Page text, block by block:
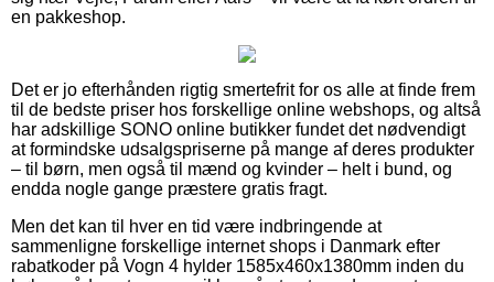
en pakkeshop.
Det er jo efterhånden rigtig smertefrit for os alle at finde frem
til de bedste priser hos forskellige online webshops, og altså
har adskillige SONO online butikker fundet det nødvendigt
at formindske udsalgspriserne på mange af deres produkter
– til børn, men også til mænd og kvinder – helt i bund, og
endda nogle gange præstere gratis fragt.
Men det kan til hver en tid være indbringende at
sammenligne forskellige internet shops i Danmark efter
rabatkoder på Vogn 4 hylder 1585x460x1380mm inden du